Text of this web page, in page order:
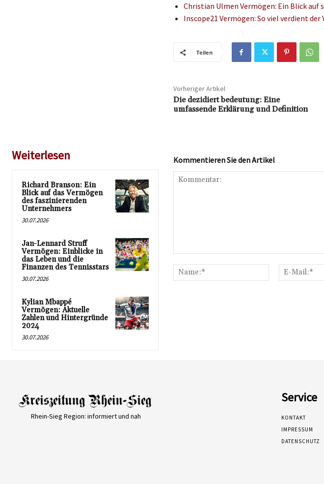
Christian Ulmen Vermögen: Ein Blick auf
Inscope21 Vermögen: So viel verdient
Teilen
Vorheriger Artikel
Die dezidiert bedeutung: Eine
umfassende Erklärung und Definition
Weiterlesen
Richard Branson: Ein
Blick auf das Vermögen
des faszinierenden
Unternehmers
30.07.2026
Jan-Lennard Struff
Vermögen: Einblicke in
das Leben und die
Finanzen des Tennisstars
30.07.2026
Kylian Mbappé
Vermögen: Aktuelle
Zahlen und Hintergründe
2024
30.07.2026
Kommentieren Sie den Artikel
Name:*
Rhein-Sieg Region: informiert und nah
Service
KONTAKT
IMPRESSUM
DATENSCHUTZ